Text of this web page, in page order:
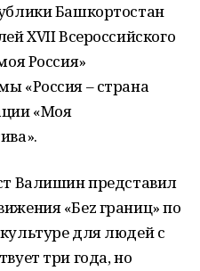
Башкортостан
XVII Всероссийского
Россия»
«Россия – страна
«Моя
Валишин представил
«Беz границ» по
для людей с
три года, но